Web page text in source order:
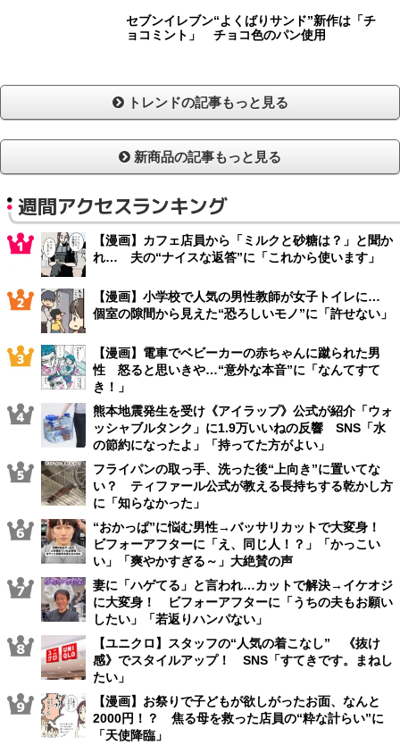
セブンイレブン“よくばりサンド”新作は「チ
ョコミント」 チョコ色のパン使用
トレンドの記事もっと見る
新商品の記事もっと見る
週間アクセスランキング
【漫画】カフェ店員から「ミルクと砂糖は？」と聞か
れ… 夫の“ナイスな返答”に「これから使います」
【漫画】小学校で人気の男性教師が女子トイレに…
個室の隙間から見えた“恐ろしいモノ”に「許せない」
【漫画】電車でベビーカーの赤ちゃんに蹴られた男
性 怒ると思いきや…“意外な本音”に「なんてすて
き！」
熊本地震発生を受け《アイラップ》公式が紹介「ウォ
ッシャブルタンク」に1.9万いいねの反響 SNS「水
の節約になったよ」「持ってた方がよい」
フライパンの取っ手、洗った後“上向き”に置いてな
い？ ティファール公式が教える長持ちする乾かし方
に「知らなかった」
“おかっぱ”に悩む男性→バッサリカットで大変身！
ビフォーアフターに「え、同じ人！？」「かっこい
い」「爽やかすぎる～」大絶賛の声
妻に「ハゲてる」と言われ…カットで解決→イケオジ
に大変身！ ビフォーアフターに「うちの夫もお願い
したい」「若返りハンパない」
【ユニクロ】スタッフの“人気の着こなし” 《抜け
感》でスタイルアップ！ SNS「すてきです。まねし
たい」
【漫画】お祭りで子どもが欲しがったお面、なんと
2000円！？ 焦る母を救った店員の“粋な計らい”に
「天使降臨」